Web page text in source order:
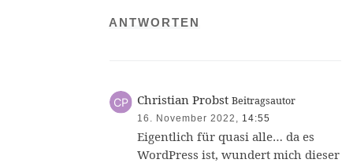
ANTWORTEN
Christian Probst Beitragsautor
16. November 2022, 14:55
Eigentlich für quasi alle… da es
WordPress ist, wundert mich dieser